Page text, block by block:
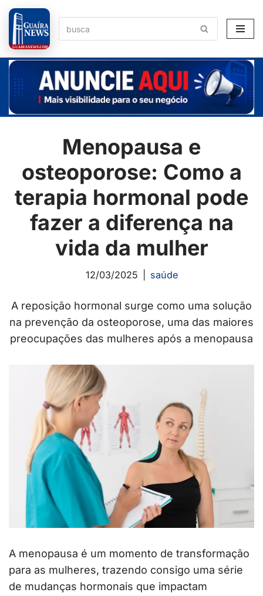
Pular
para
o
conteúdo
Menopausa e
osteoporose: Como a
terapia hormonal pode
fazer a diferença na
vida da mulher
12/03/2025 saúde
A reposição hormonal surge como uma solução
na prevenção da osteoporose, uma das maiores
preocupações das mulheres após a menopausa
A menopausa é um momento de transformação
para as mulheres, trazendo consigo uma série
de mudanças hormonais que impactam